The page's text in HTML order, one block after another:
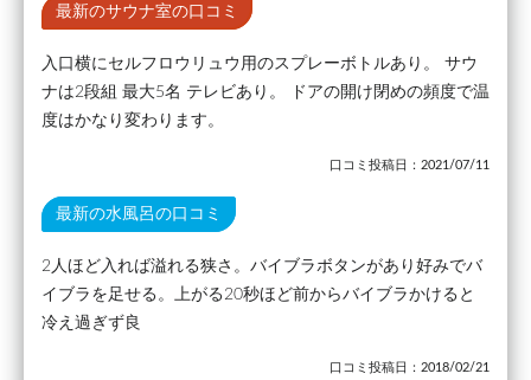
最新のサウナ室の口コミ
入口横にセルフロウリュウ用のスプレーボトルあり。 サウ
ナは2段組 最大5名 テレビあり。 ドアの開け閉めの頻度で温
度はかなり変わります。
口コミ投稿日：2021/07/11
最新の水風呂の口コミ
2人ほど入れば溢れる狭さ。バイブラボタンがあり好みでバ
イブラを足せる。上がる20秒ほど前からバイブラかけると
冷え過ぎず良
口コミ投稿日：2018/02/21